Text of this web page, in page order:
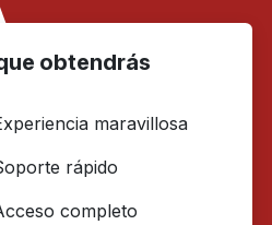
obtendrás
maravillosa
rápido
completo